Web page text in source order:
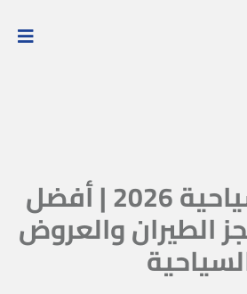
حجز رحلة سياحية 2026 | أفضل
الطيران والعروض